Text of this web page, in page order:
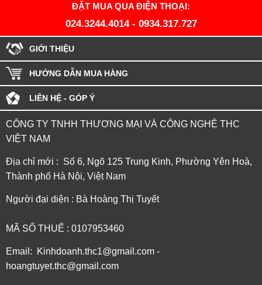
ĐẶT MUA QUA ĐIỆN THOẠI:
024.3244.4014- 0934.317.727
GIỚI THIỆU
HƯỚNG DẪN MUA HÀNG
LIÊN HỆ - GÓP Ý
CÔNG TY TNHH THƯƠNG MẠI VÀ CÔNG NGHỆ THC
VIỆT NAM
Địa chỉ mới : Số 6, Ngõ 125 Trung Kinh, Phường Yên Hoà,
Thành phố Hà Nội, Việt Nam
Người đại diện : Bà Hoàng Thị Tuyết
MÃ SỐ THUẾ : 0107953460
Email: Kinhdoanh.thc1@gmail.com -
hoangtuyet.thc@gmail.com